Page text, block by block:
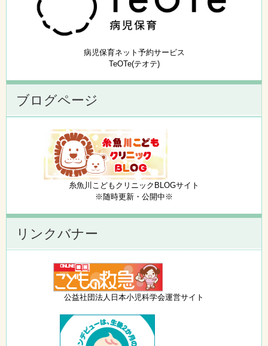
病児保育ネット予約サービス
TeOTe(テオテ)
ブログページ
糸魚川こどもクリニックBLOGサイト
※随時更新・公開中※
リンクバナー
公益社団法人日本小児科学会運営サイト